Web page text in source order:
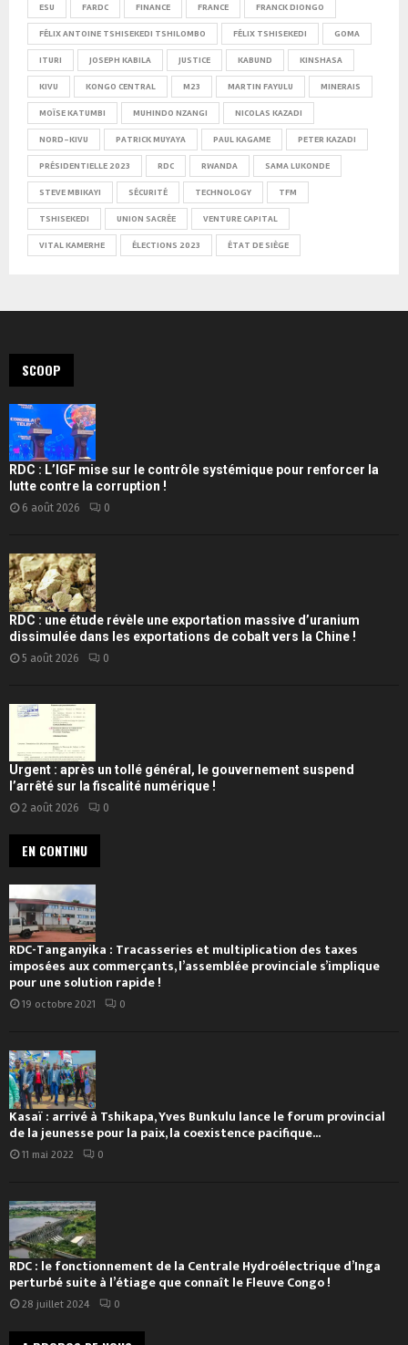
ESU FARDC FINANCE FRANCE FRANCK DIONGO
FÉLIX ANTOINE TSHISEKEDI TSHILOMBO FÉLIX TSHISEKEDI GOMA
ITURI JOSEPH KABILA JUSTICE KABUND KINSHASA
KIVU KONGO CENTRAL M23 MARTIN FAYULU MINERAIS
MOÏSE KATUMBI MUHINDO NZANGI NICOLAS KAZADI
NORD-KIVU PATRICK MUYAYA PAUL KAGAME PETER KAZADI
PRÉSIDENTIELLE 2023 RDC RWANDA SAMA LUKONDE
STEVE MBIKAYI SÉCURITÉ TECHNOLOGY TFM
TSHISEKEDI UNION SACRÉE VENTURE CAPITAL
VITAL KAMERHE ÉLECTIONS 2023 ÉTAT DE SIÈGE
SCOOP
RDC : L’IGF mise sur le contrôle systémique pour renforcer la
lutte contre la corruption !
6 août 2026 0
RDC : une étude révèle une exportation massive d’uranium
dissimulée dans les exportations de cobalt vers la Chine !
5 août 2026 0
Urgent : après un tollé général, le gouvernement suspend
l’arrêté sur la fiscalité numérique !
2 août 2026 0
EN CONTINU
RDC-Tanganyika : Tracasseries et multiplication des taxes
imposées aux commerçants, l’assemblée provinciale s’implique
pour une solution rapide !
19 octobre 2021 0
Kasaï : arrivé à Tshikapa, Yves Bunkulu lance le forum provincial
de la jeunesse pour la paix, la coexistence pacifique...
11 mai 2022 0
RDC : le fonctionnement de la Centrale Hydroélectrique d’Inga
perturbé suite à l’étiage que connaît le Fleuve Congo !
28 juillet 2024 0